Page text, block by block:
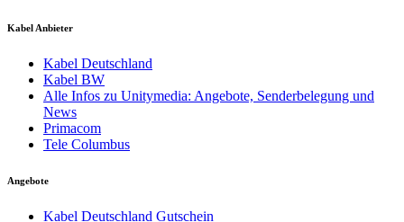
Kabel Anbieter
Kabel Deutschland
Kabel BW
Alle Infos zu Unitymedia: Angebote, Senderbelegung und
News
Primacom
Tele Columbus
Angebote
Kabel Deutschland Gutschein